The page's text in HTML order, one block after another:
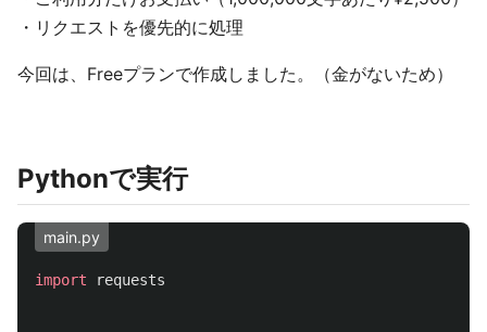
・リクエストを優先的に処理
今回は、Freeプランで作成しました。（金がないため）
Pythonで実行
main.py
import requests